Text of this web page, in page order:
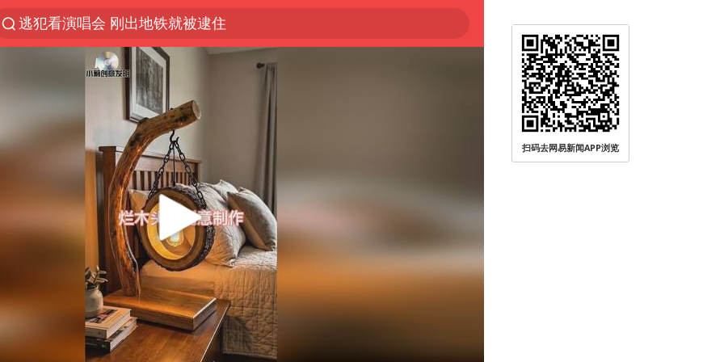
逃犯看演唱会 刚出地铁就被逮住
台风白海豚可能在浙江登陆
因凡蒂诺首次公开道歉
41岁女子为鼓励女儿考上985研究生
38岁山东财大教授刘海明逝世
《Monica》填词人黎彼得去世
人贩子“梅姨”真名谢家梅
“银行午休1.5小时”留个窗口行不行
A股创业板指低开1.78%
蜜雪冰城员工抽烟收银 门店现已停业
陕西柞水遭遇暴雨五千余户群众转移
扫码去网易新闻APP浏览